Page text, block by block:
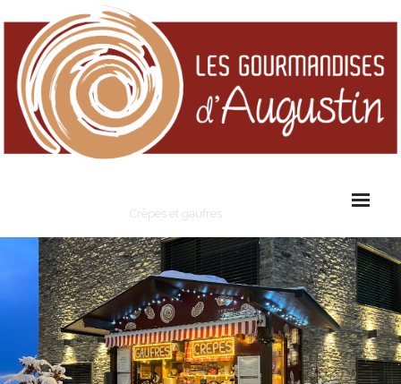
Crêpes et gaufres
Cart (0Items)